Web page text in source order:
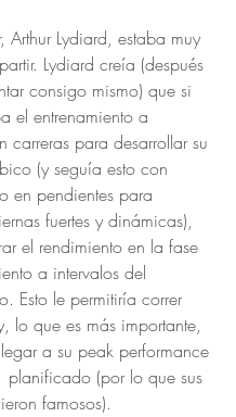
Arthur Lydiard, estaba muy
Lydiard creía (después
consigo mismo) que si
el entrenamiento a
carreras para desarrollar su
(y seguía esto con
en pendientes para
fuertes y dinámicas),
el rendimiento en la fase
a intervalos del
Esto le permitiría correr
lo que es más importante,
a su peak performance
planificado (por lo que sus
famosos).